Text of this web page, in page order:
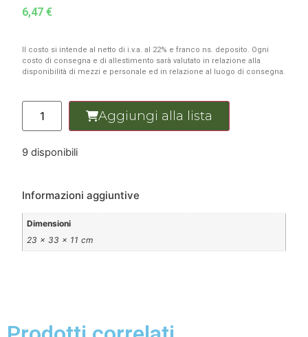
6,47 €
Il costo si intende al netto di i.v.a. al 22% e franco ns. deposito. Ogni
costo di consegna e di allestimento sarà valutato in relazione alla
disponibilità di mezzi e personale ed in relazione al luogo di consegna.
Aggiungi alla lista
9 disponibili
Informazioni aggiuntive
Dimensioni
23 × 33 × 11 cm